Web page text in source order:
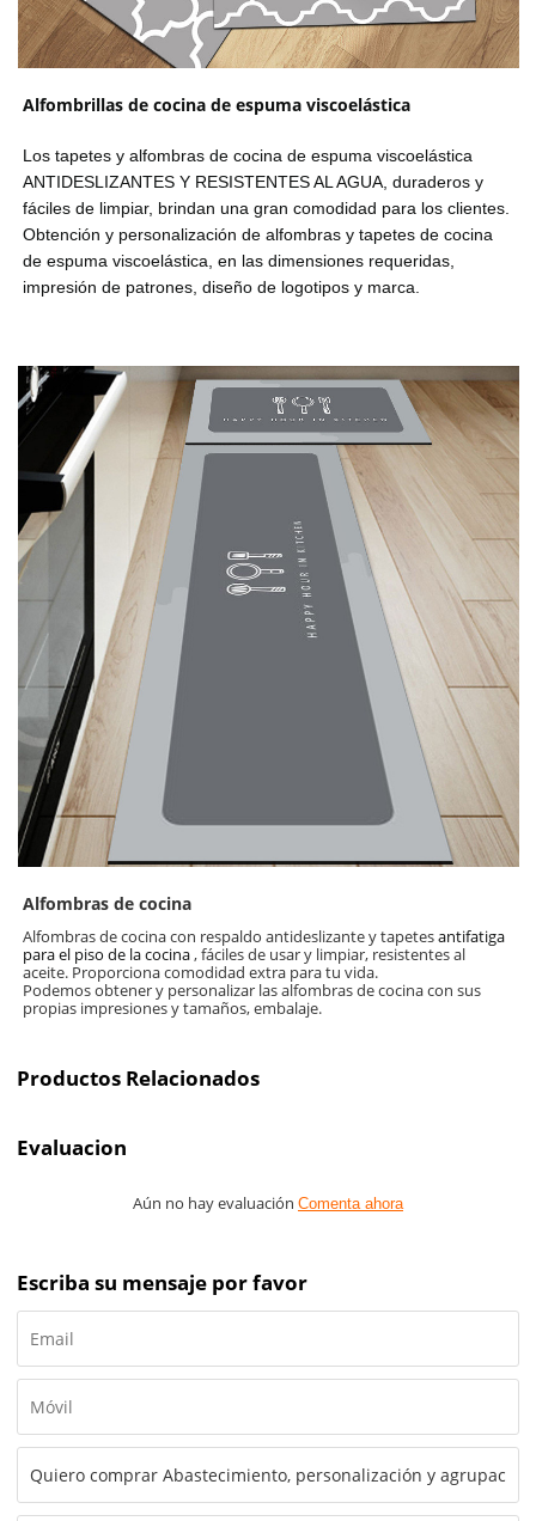
Alfombrillas de cocina de espuma viscoelástica
Los tapetes y alfombras de cocina de espuma viscoelástica
ANTIDESLIZANTES Y RESISTENTES AL AGUA, duraderos y
fáciles de limpiar, brindan una gran comodidad para los clientes.
Obtención y personalización de alfombras y tapetes de cocina
de espuma viscoelástica, en las dimensiones requeridas,
impresión de patrones, diseño de logotipos y marca.
Alfombras de cocina
Alfombras decocina con respaldo antideslizante y tapetesantifatiga
para el piso de la cocina, fáciles de usar y limpiar, resistentes al
aceite. Proporciona comodidad extra para tu vida.
Podemos obtener y personalizar las alfombras de cocina con sus
propias impresiones y tamaños, embalaje.
Productos Relacionados
Evaluacion
Aún no hay evaluación Comenta ahora
Escriba su mensaje por favor